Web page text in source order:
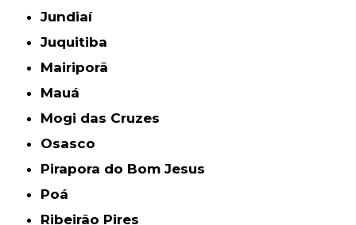
Jundiaí
Juquitiba
Mairiporã
Mauá
Mogi das Cruzes
Osasco
Pirapora do Bom Jesus
Poá
Ribeirão Pires